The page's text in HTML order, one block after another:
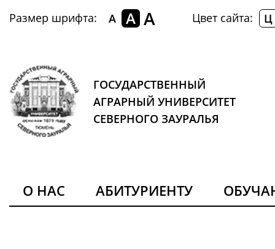
Размер шрифта: A A A Цвет сайта: Ц
ГОСУДАРСТВЕННЫЙ
АГРАРНЫЙ УНИВЕРСИТЕТ
СЕВЕРНОГО ЗАУРАЛЬЯ
О НАС АБИТУРИЕНТУ